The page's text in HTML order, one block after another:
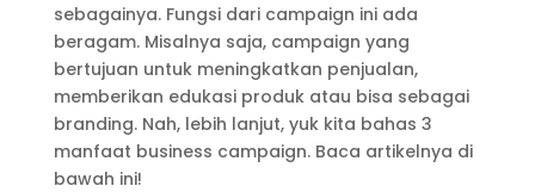
sebagainya. Fungsi dari campaign ini ada
beragam. Misalnya saja, campaign yang
bertujuan untuk meningkatkan penjualan,
memberikan edukasi produk atau bisa sebagai
branding. Nah, lebih lanjut, yuk kita bahas 3
manfaat business campaign. Baca artikelnya di
bawah ini!